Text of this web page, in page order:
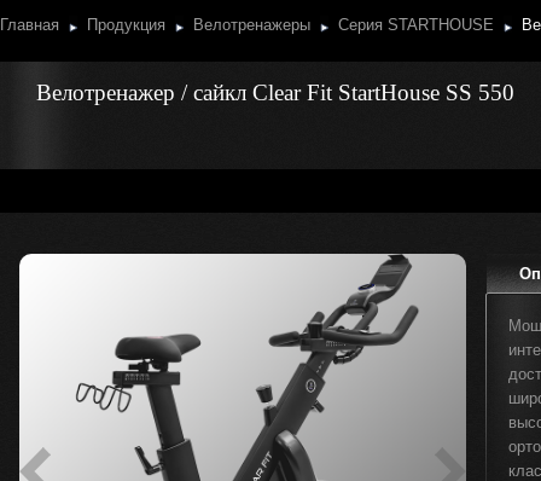
Главная Продукция Велотренажеры Серия STARTHOUSE
Велотренажер / сайкл Clear Fit StartHouse SS 550